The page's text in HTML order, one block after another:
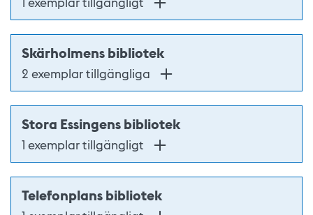
Skärholmens bibliotek
2 exemplar tillgängliga
Stora Essingens bibliotek
1 exemplar tillgängligt
Telefonplans bibliotek